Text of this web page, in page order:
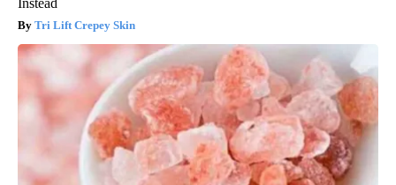
Instead
Tri Lift Crepey Skin